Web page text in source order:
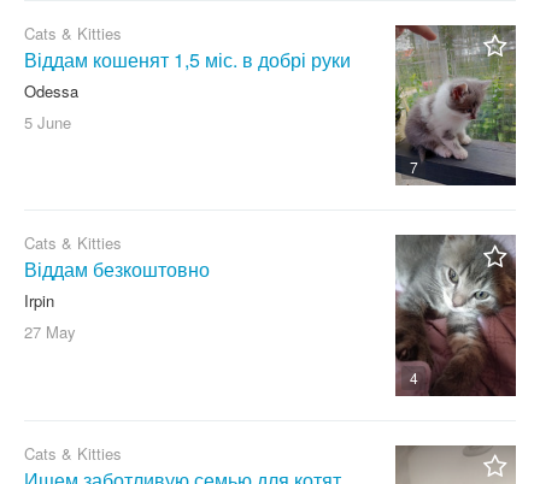
7
Cats & Kitties
Віддам кошенят 1,5 міс. в добрі руки
Odessa
5 June
4
Cats & Kitties
Віддам безкоштовно
Irpin
27 May
Cats & Kitties